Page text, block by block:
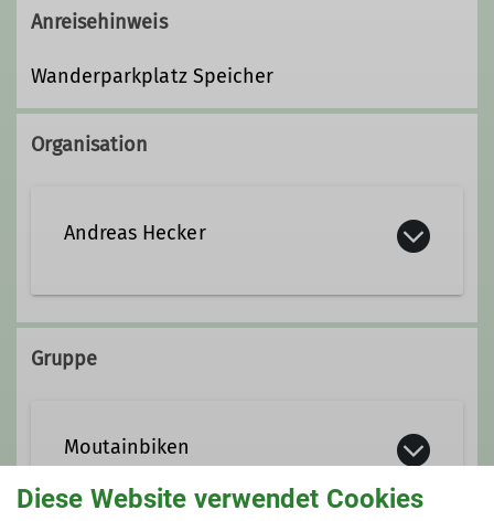
Anreisehinweis
Wanderparkplatz Speicher
Organisation
Andreas Hecker
0179 / 141 2650
Gruppe
Moutainbiken
Diese Website verwendet Cookies